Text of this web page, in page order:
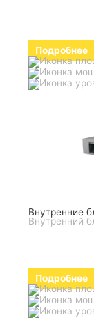
Подробнее
Внутренние
Внутренний
Подробнее